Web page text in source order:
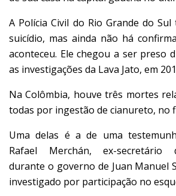
A Polícia Civil do Rio Grande do
suicídio, mas ainda não há
aconteceu. Ele chegou a ser preso
as investigações da Lava Jato, em
​Na Colômbia, houvetrês mortes
todas por ingestão de cianureto, no
Uma delas é a de uma
Rafael Merchán, ex-secretário
durante o governo de Juan Manuel
investigado por participação no